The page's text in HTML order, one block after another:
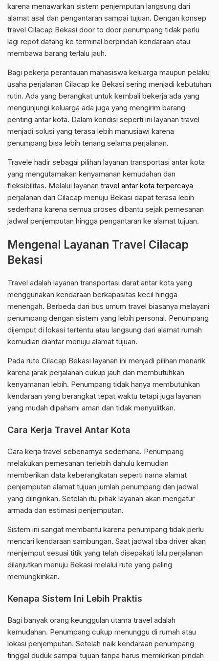
karena menawarkan sistem penjemputan langsung dari
alamat asal dan pengantaran sampai tujuan. Dengan konsep
travel Cilacap Bekasi door to door penumpang tidak perlu
lagi repot datang ke terminal berpindah kendaraan atau
membawa barang terlalu jauh.
Bagi pekerja perantauan mahasiswa keluarga maupun pelaku
usaha perjalanan Cilacap ke Bekasi sering menjadi kebutuhan
rutin. Ada yang berangkat untuk kembali bekerja ada yang
mengunjungi keluarga ada juga yang mengirim barang
penting antar kota. Dalam kondisi seperti ini layanan travel
menjadi solusi yang terasa lebih manusiawi karena
penumpang bisa lebih tenang selama perjalanan.
Travele hadir sebagai pilihan layanan transportasi antar kota
yang mengutamakan kenyamanan kemudahan dan
fleksibilitas. Melalui layanan travel antar kota terpercaya
perjalanan dari Cilacap menuju Bekasi dapat terasa lebih
sederhana karena semua proses dibantu sejak pemesanan
jadwal penjemputan hingga pengantaran ke alamat tujuan.
Mengenal Layanan Travel Cilacap
Bekasi
Travel adalah layanan transportasi darat antar kota yang
menggunakan kendaraan berkapasitas kecil hingga
menengah. Berbeda dari bus umum travel biasanya melayani
penumpang dengan sistem yang lebih personal. Penumpang
dijemput di lokasi tertentu atau langsung dari alamat rumah
kemudian diantar menuju alamat tujuan.
Pada rute Cilacap Bekasi layanan ini menjadi pilihan menarik
karena jarak perjalanan cukup jauh dan membutuhkan
kenyamanan lebih. Penumpang tidak hanya membutuhkan
kendaraan yang berangkat tepat waktu tetapi juga layanan
yang mudah dipahami aman dan tidak menyulitkan.
Cara Kerja Travel Antar Kota
Cara kerja travel sebenarnya sederhana. Penumpang
melakukan pemesanan terlebih dahulu kemudian
memberikan data keberangkatan seperti nama alamat
penjemputan alamat tujuan jumlah penumpang dan jadwal
yang diinginkan. Setelah itu pihak layanan akan mengatur
armada dan estimasi penjemputan.
Sistem ini sangat membantu karena penumpang tidak perlu
mencari kendaraan sambungan. Saat jadwal tiba driver akan
menjemput sesuai titik yang telah disepakati lalu perjalanan
dilanjutkan menuju Bekasi melalui rute yang paling
memungkinkan.
Kenapa Sistem Ini Lebih Praktis
Bagi banyak orang keunggulan utama travel adalah
kemudahan. Penumpang cukup menunggu di rumah atau
lokasi penjemputan. Setelah naik kendaraan penumpang
tinggal duduk sampai tujuan tanpa harus memikirkan pindah